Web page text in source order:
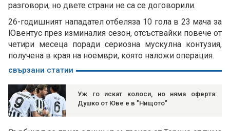
разговори, но двете страни не са се договорили.
26-годишният нападател отбеляза 10 гола в 23 мача за
Ювентус през изминалия сезон, отсъствайки повече от
четири месеца поради сериозна мускулна контузия,
получена в края на ноември, която наложи операция.
свързани статии
Уж го искат колоси, но няма оферта:
Душко от Юве е в "Нищото"